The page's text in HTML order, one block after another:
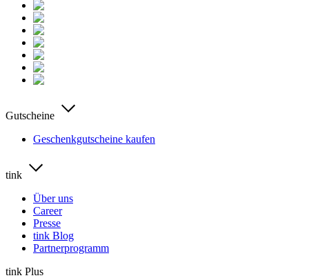
Gutscheine
Geschenkgutscheine kaufen
tink
Über uns
Career
Presse
tink Blog
Partnerprogramm
tink Plus